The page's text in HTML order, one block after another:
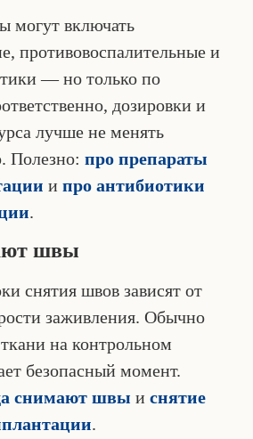
могут включать
противовоспалительные и
— но только по
дозировки и
лучше не менять
Полезно: про препараты
и про антибиотики
.
швы
снятия швов зависят от
заживления. Обычно
на контрольном
безопасный момент.
снимают швы и снятие
.